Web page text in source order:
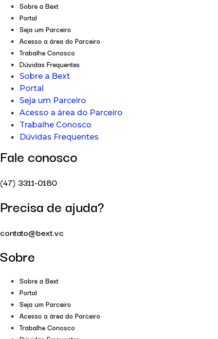
Sobre a Bext
Portal
Seja um Parceiro
Acesso a área do Parceiro
Trabalhe Conosco
Dúvidas Frequentes
Sobre a Bext
Portal
Seja um Parceiro
Acesso a área do Parceiro
Trabalhe Conosco
Dúvidas Frequentes
Fale conosco
(47) 3311-0180
Precisa de ajuda?
contato@bext.vc
Sobre
Sobre a Bext
Portal
Seja um Parceiro
Acesso a área do Parceiro
Trabalhe Conosco